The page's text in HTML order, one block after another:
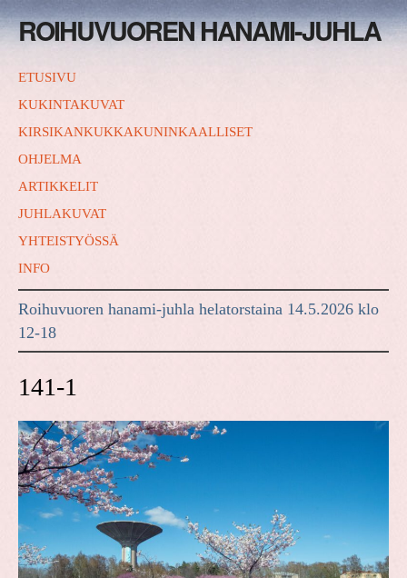
ROIHUVUOREN HANAMI-JUHLA
ETUSIVU
KUKINTAKUVAT
KIRSIKANKUKKAKUNINKAALLISET
OHJELMA
ARTIKKELIT
JUHLAKUVAT
YHTEISTYÖSSÄ
INFO
Roihuvuoren hanami-juhla helatorstaina 14.5.2026 klo
12-18
141-1